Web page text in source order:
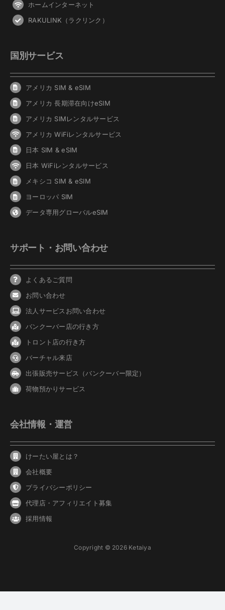
ホームインターネット
RAKULINK（ラクリンク）
国別サービス
アメリカ SIM & eSIM
アメリカ 長期滞在向けeSIM
アメリカ SIMレンタルサービス
アメリカ WiFiレンタルサービス
日本 SIM & eSIM
日本 WiFiレンタルサービス
メキシコ SIM & eSIM
ヨーロッパ SIM
データ専用グローバルeSIM
サポート・お問い合わせ
よくあるご質問
お問い合わせ
法人サービスお問い合わせ
バンクーバー 店の行き方
トロント店の行き方
バーチャル来店
出張販売サービス（バンクーバー限定）
荷物預かりサービス
会社情報・運営
けーたい屋とは？
会社概要
プライバシーポリシー
代理店・アフィリエイト募集
採用情報
Copyright © 2026 Ketaiya